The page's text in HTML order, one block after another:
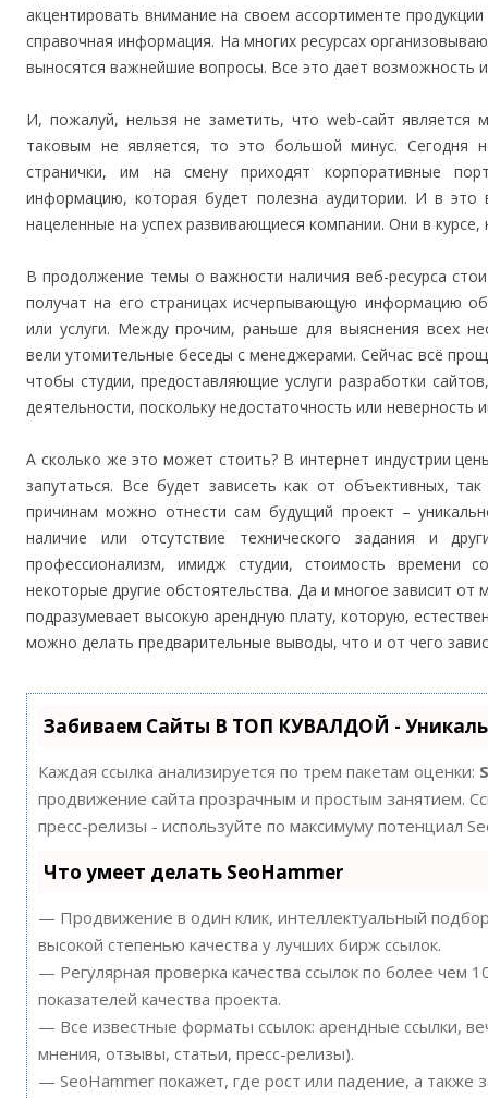
акцентировать внимание на своем ассортименте
справочная информация. На многих ресурсах
выносятся важнейшие вопросы. Все это дает возможность
И, пожалуй, нельзя не заметить, что web-сайт является
таковым не является, то это большой минус. Сегодня
странички, им на смену приходят корпоративные
информацию, которая будет полезна аудитории. И в это
нацеленные на успех развивающиеся компании. Они в курсе,
В продолжение темы о важности наличия веб-ресурса
получат на его страницах исчерпывающую информацию
или услуги. Между прочим, раньше для выяснения всех
вели утомительные беседы с менеджерами. Сейчас всё
чтобы студии, предоставляющие услуги разработки
деятельности, поскольку недостаточность или
А сколько же это может стоить? В интернет индустрии
запутаться. Все будет зависеть как от объективных,
причинам можно отнести сам будущий проект –
наличие или отсутствие технического задания и
профессионализм, имидж студии, стоимость времени
некоторые другие обстоятельства. Да и многое зависит
подразумевает высокую арендную плату, которую,
можно делать предварительные выводы, что и от чего
Забиваем Сайты В ТОП КУВАЛДОЙ -
Каждая ссылка анализируется по трем пакетам оценки:
продвижение сайта прозрачным и простым занятием.
пресс-релизы - используйте по максимуму потенциал
Что умеет делать SeoHammer
— Продвижение в один клик, интеллектуальный
высокой степенью качества у лучших бирж ссылок.
— Регулярная проверка качества ссылок по более чем
показателей качества проекта.
— Все известные форматы ссылок: арендные ссылки,
мнения, отзывы, статьи, пресс-релизы).
— SeoHammer покажет, где рост или падение, а также